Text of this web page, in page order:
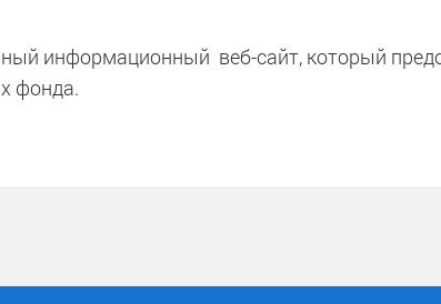
информационный веб-сайт, который
фонда.